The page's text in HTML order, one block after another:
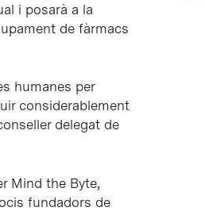
i posarà a la
de fàrmacs
humanes per
considerablement
delegat de
Mind the Byte,
fundadors de